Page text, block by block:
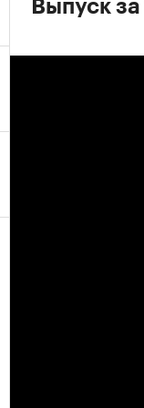
Выпуск